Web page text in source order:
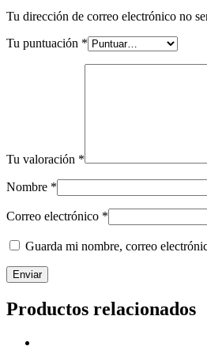
Tu dirección de correo electrónico no
Tu puntuación *
Tu valoración *
Nombre *
Correo electrónico *
Guarda mi nombre, correo
Productos relacionados